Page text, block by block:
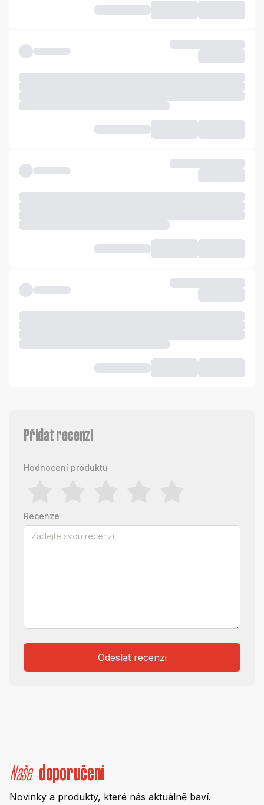
Přidat recenzi
Hodnocení produktu
Recenze
Odeslat recenzi
Naše doporučení
Novinky a produkty, které nás aktuálně baví.